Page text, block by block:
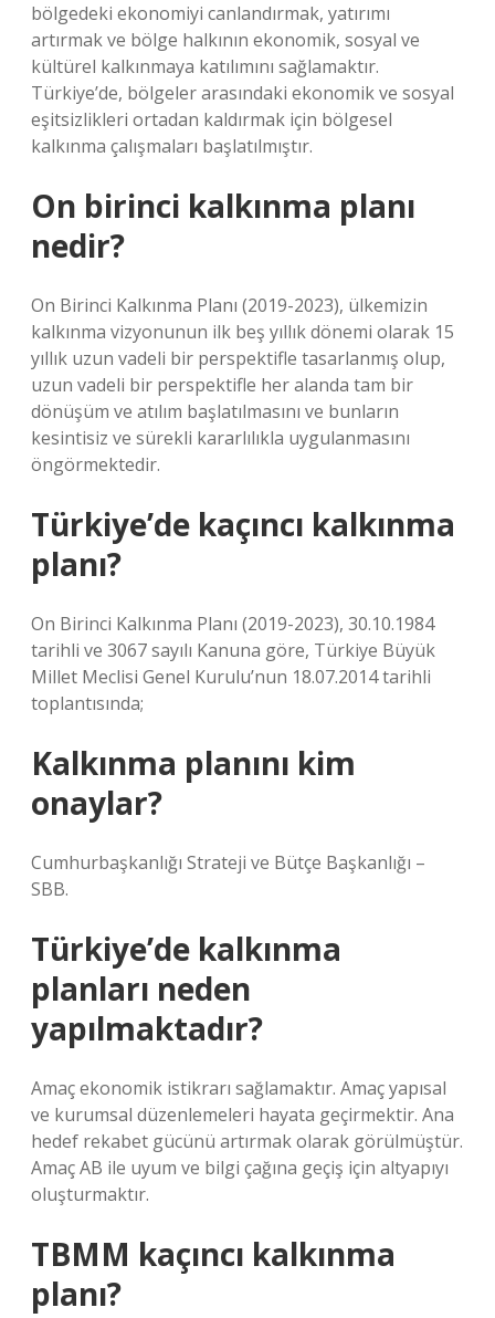
bölgedeki ekonomiyi canlandırmak, yatırımı
artırmak ve bölge halkının ekonomik, sosyal ve
kültürel kalkınmaya katılımını sağlamaktır.
Türkiye’de, bölgeler arasındaki ekonomik ve sosyal
eşitsizlikleri ortadan kaldırmak için bölgesel
kalkınma çalışmaları başlatılmıştır.
On birinci kalkınma planı
nedir?
On Birinci Kalkınma Planı (2019-2023), ülkemizin
kalkınma vizyonunun ilk beş yıllık dönemi olarak 15
yıllık uzun vadeli bir perspektifle tasarlanmış olup,
uzun vadeli bir perspektifle her alanda tam bir
dönüşüm ve atılım başlatılmasını ve bunların
kesintisiz ve sürekli kararlılıkla uygulanmasını
öngörmektedir.
Türkiye’de kaçıncı kalkınma
planı?
On Birinci Kalkınma Planı (2019-2023), 30.10.1984
tarihli ve 3067 sayılı Kanuna göre, Türkiye Büyük
Millet Meclisi Genel Kurulu’nun 18.07.2014 tarihli
toplantısında;
Kalkınma planını kim
onaylar?
Cumhurbaşkanlığı Strateji ve Bütçe Başkanlığı –
SBB.
Türkiye’de kalkınma
planları neden
yapılmaktadır?
Amaç ekonomik istikrarı sağlamaktır. Amaç yapısal
ve kurumsal düzenlemeleri hayata geçirmektir. Ana
hedef rekabet gücünü artırmak olarak görülmüştür.
Amaç AB ile uyum ve bilgi çağına geçiş için altyapıyı
oluşturmaktır.
TBMM kaçıncı kalkınma
planı?